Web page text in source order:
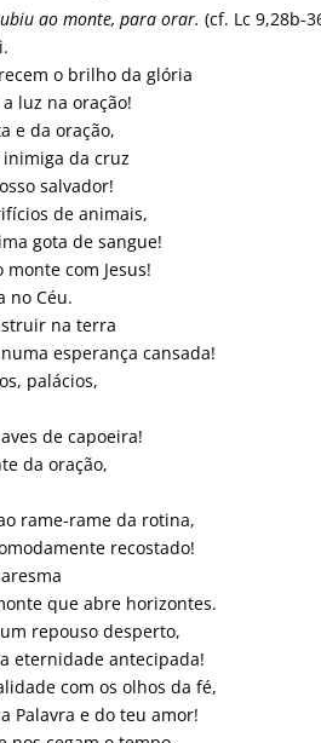
ao monte, para orar. (cf. Lc 9,28b-
o brilho da glória
luz na oração!
e da oração,
da cruz
salvador!
de animais,
gota de sangue!
com Jesus!
no Céu.
na terra
esperança cansada!
palácios,
de capoeira!
da oração,
rame-rame da rotina,
recostado!
que abre horizontes.
repouso desperto,
eternidade antecipada!
com os olhos da fé,
Palavra e do teu amor!